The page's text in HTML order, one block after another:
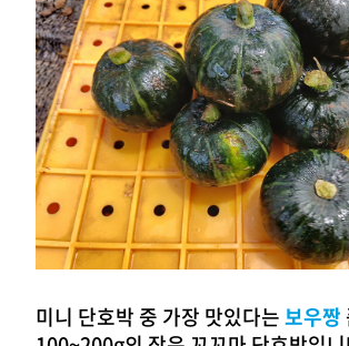
미니 단호박 중 가장 맛있다는보우짱